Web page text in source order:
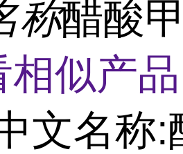
称醋酸
相似产
文名称: